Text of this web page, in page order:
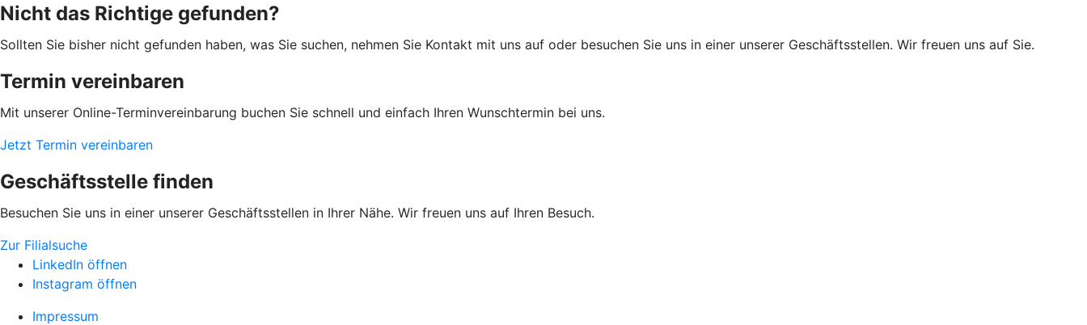
Nicht das Richtige gefunden?
Sollten Sie bisher nicht gefunden haben, was Sie suchen, nehmen Sie Kontakt mit uns auf oder besuchen Sie uns in einer unserer Geschäftsstellen. Wir freuen uns auf Sie.
Termin vereinbaren
Mit unserer Online-Terminvereinbarung buchen Sie schnell und einfach Ihren Wunschtermin bei uns.
Jetzt Termin vereinbaren
Geschäftsstelle finden
Besuchen Sie uns in einer unserer Geschäftsstellen in Ihrer Nähe. Wir freuen uns auf Ihren Besuch.
Zur Filialsuche
LinkedIn öffnen
Instagram öffnen
Impressum